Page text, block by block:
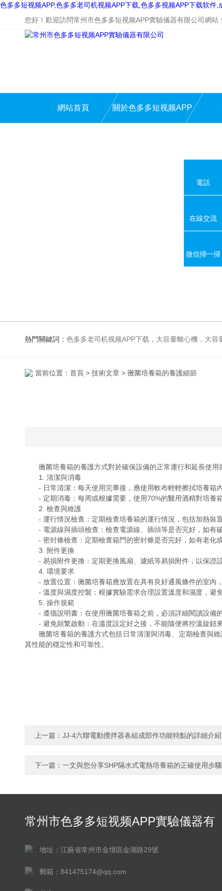
色多多短视频APP,色多多老司机视频APP下载,色多多视频APP下载软件,
您好！歡迎訪問常州市色多多短视频APP實驗儀器有限公司網站
網站首頁 關於色多多短视频APP
熱門關鍵詞： 色多多老司机视频APP下载，大容量離心機，大容量振蕩器，高速冷凍離心機，生化、光照、振蕩培養箱，磁力攪拌
當前位置： 首頁 > 技術文章 > 黴菌培養箱的養護細節
黴菌培養箱的養護方式對於確保設備的正常運行和延長使用壽命
1. 清潔與消毒
- 日常清潔：每天使用完畢後，應使用軟布輕輕擦拭培養箱
- 定期消毒：每周或根據需要，使用70%的醫用酒精對培養箱內部
2. 檢查與維護
- 運行情況檢查：定期檢查培養箱的運行情況，包括加熱裝置
- 電源線與插頭檢查：檢查電源線、插頭等是否完好，如有破損
- 密封條檢查：定期檢查箱門的密封條是否完好，如有老化或損
3. 附件更換
- 易損附件更換：定期更換風扇、濾紙等易損附件，以保證
4. 環境要求
- 放置位置：黴菌培養箱應放置在具有良好通風條件的室內，
- 溫度與濕度控製：根據實驗需求合理設置溫度和濕度，避
5. 操作規範
- 遵循說明書：在使用黴菌培養箱之前，必須詳細閱讀設備的
- 避免頻繁啟動：在溫度設定好之後，不能隨便將控溫旋鈕來回
黴菌培養箱的養護方式包括日常清潔與消毒、定期檢查與維護
其性能的穩定性和可靠性。
上一篇： JJ-4六聯電動攪拌器各組成部件功能特點的詳細介紹
下一篇： 一文與您分享SHP隔水式電熱培養箱的正確使用步驟
常州市色多多短视频APP實驗儀器有
地址：江蘇省常州市金壇區金湖路29號
郵箱：841475174@qq.com
電話
在線交流
微信掃一掃